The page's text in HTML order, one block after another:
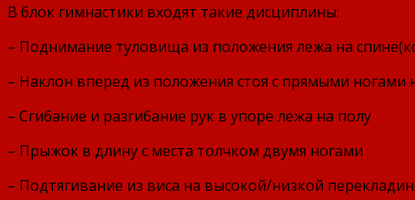
В блок гимнастики входят такие дисциплины:
– Поднимание туловища из положения лежа на
– Наклон вперед из положения стоя с прямыми ногами
– Сгибание и разгибание рук в упоре лежа на полу
– Прыжок в длину с места толчком двумя ногами
– Подтягивание из виса на высокой/низкой